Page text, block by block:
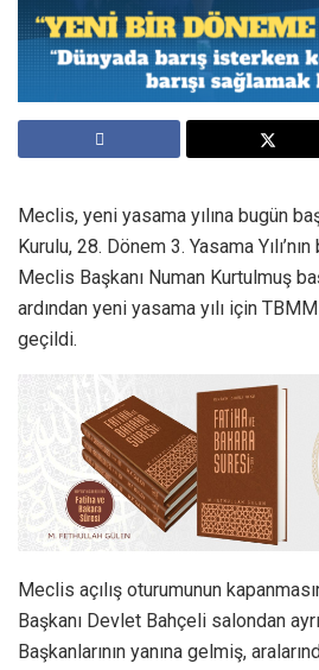
Meclis, yeni yasama yılına bugün
Kurulu, 28. Dönem 3. Yasama
Meclis Başkanı Numan Kurtulmuş
ardından yeni yasama yılı için
geçildi.
Meclis açılış oturumunun
Başkanı Devlet Bahçeli salondan
Başkanlarının yanına gelmiş,